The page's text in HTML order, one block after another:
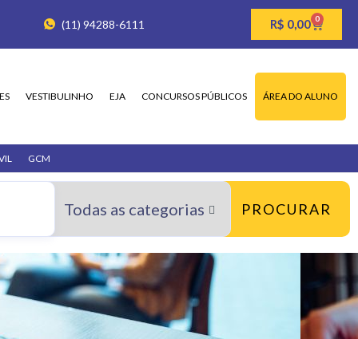
(11) 94288-6111 R$ 0,00 0
VESTIBULINHO EJA CONCURSOS PÚBLICOS ÁREA DO ALUNO
GCM
PROCURAR